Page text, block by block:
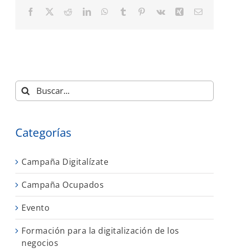
Facebook RedditLinkedInWhatsApp
Tumblr Pinterest
Vk XingCorreo
Buscar:
Categorías
Campaña Digitalízate
Campaña Ocupados
Evento
Formación para la digitalización de los
negocios